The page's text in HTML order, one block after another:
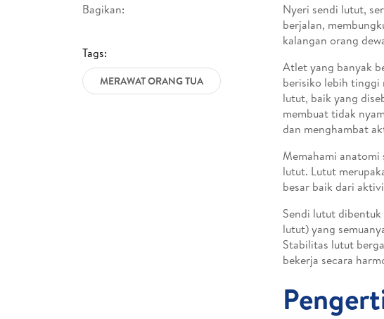
Bagikan:
Tags:
MERAWAT ORANG TUA
Nyeri sendi lutut,
berjalan,
kalangan orang
Atlet yang banyak
berisiko lebih tinggi
lutut, baik yang
membuat tidak
dan menghambat
Memahami
lutut. Lutut
besar baik dari
Sendi lutut
lutut) yang
Stabilitas lutut
bekerja secara